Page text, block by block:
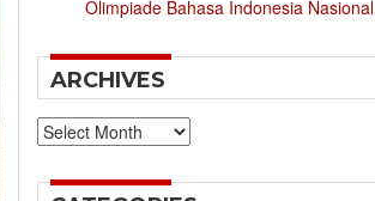
Olimpiade Bahasa Indonesia Nasional
ARCHIVES
Archives